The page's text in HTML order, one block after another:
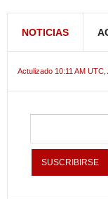
NOTICIAS
Actulizado 10:11 AM UTC,